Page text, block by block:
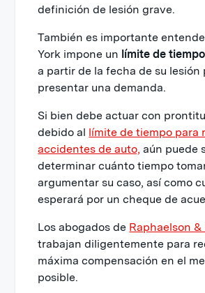
definición de lesión grave.
También es importante
York impone un límite de
a partir de la fecha de su lesión
presentar una demanda.
Si bien debe actuar con
debido al límite de tiempo para
accidentes de auto, aún puede
determinar cuánto tiempo
argumentar su caso, así como
esperará por un cheque de
Los abogados de Raphaelson
trabajan diligentemente para
máxima compensación en el
posible.